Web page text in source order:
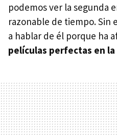
podemos ver la segunda
razonable de tiempo. Sin
a hablar de él porque ha
películas perfectas en